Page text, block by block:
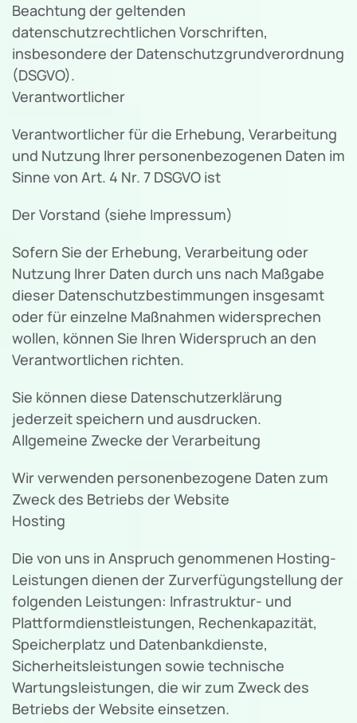
Beachtung der geltenden
datenschutzrechtlichen Vorschriften,
insbesondere der Datenschutzgrundverordnung
(DSGVO).
Verantwortlicher
Verantwortlicher für die Erhebung, Verarbeitung
und Nutzung Ihrer personenbezogenen Daten im
Sinne von Art. 4 Nr. 7 DSGVO ist
Der Vorstand (siehe Impressum)
Sofern Sie der Erhebung, Verarbeitung oder
Nutzung Ihrer Daten durch uns nach Maßgabe
dieser Datenschutzbestimmungen insgesamt
oder für einzelne Maßnahmen widersprechen
wollen, können Sie Ihren Widerspruch an den
Verantwortlichen richten.
Sie können diese Datenschutzerklärung
jederzeit speichern und ausdrucken.
Allgemeine Zwecke der Verarbeitung
Wir verwenden personenbezogene Daten zum
Zweck des Betriebs der Website
Hosting
Die von uns in Anspruch genommenen Hosting-
Leistungen dienen der Zurverfügungstellung der
folgenden Leistungen: Infrastruktur- und
Plattformdienstleistungen, Rechenkapazität,
Speicherplatz und Datenbankdienste,
Sicherheitsleistungen sowie technische
Wartungsleistungen, die wir zum Zweck des
Betriebs der Website einsetzen.